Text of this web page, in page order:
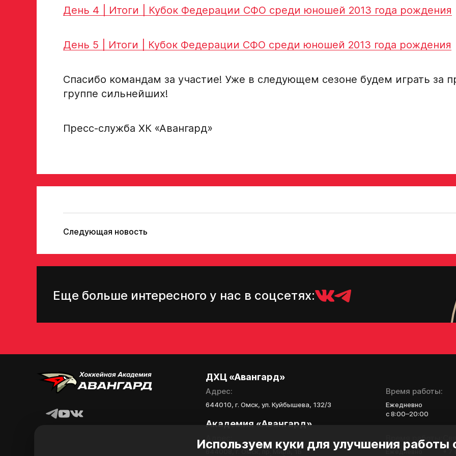
Используем куки для улучшения работы
День 4 | Итоги | Кубок Федерации СФО среди юношей 2013 года рождения
День 5 | Итоги | Кубок Федерации СФО среди юношей 2013 года рождения
Спасибо командам за участие! Уже в следующем сезоне будем играть за
группе сильнейших!
Пресс-служба ХК «Авангард»
Следующая новость
Еще больше интересного у нас в соцсетях:
персональных данных Ассоциации ХК Авангард
«Авангард»
В случае положительного ответа с законным представителем игрока
Поместите в строку
Игровой номер
ФИО законного
персональных
Отправленная заявка
свяжутся по
ДХЦ «Авангард»
Адрес:
644010, г. Омск, ул. Куйбышева, 132/3
Время работы:
Ежедневно
с 8:00–20:00
Академия «Авангард»
644008, г. Омск, пр. Мира, 1Б
Время работы:
Ежедневно